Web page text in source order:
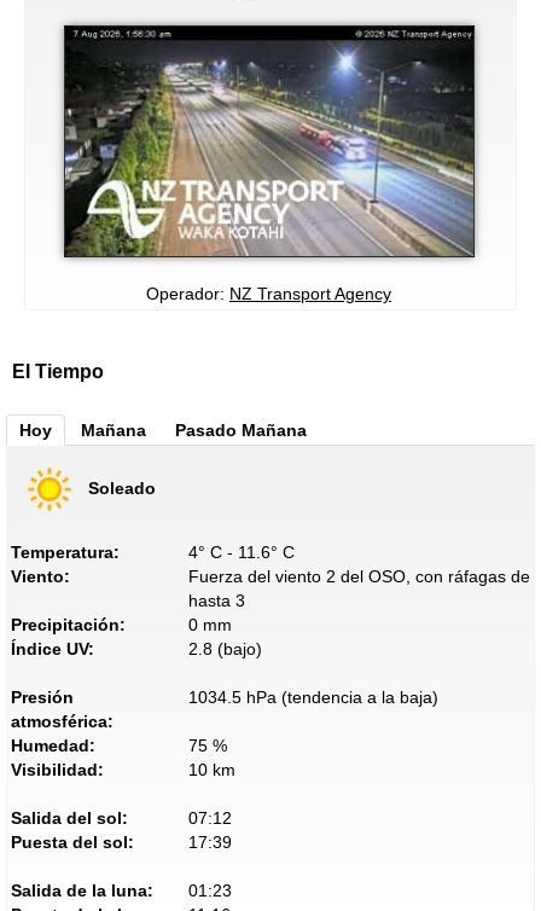
Operador: NZ Transport Agency
El Tiempo
Hoy Mañana Pasado Mañana
Soleado
Temperatura:
4° C - 11.6° C
Viento:
Fuerza del viento 2 del OSO, con ráfagas de
hasta 3
Precipitación:
0 mm
Índice UV:
2.8 (bajo)
Presión
atmosférica:
1034.5 hPa (tendencia a la baja)
Humedad:
75 %
Visibilidad:
10 km
Salida del sol:
07:12
Puesta del sol:
17:39
Salida de la luna:
01:23